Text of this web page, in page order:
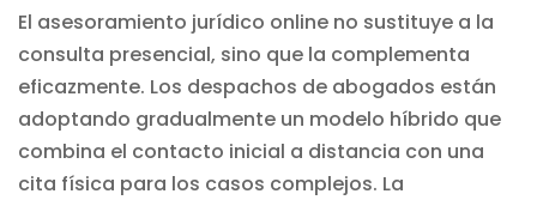
El asesoramiento jurídico online no sustituye a la
consulta presencial, sino que la complementa
eficazmente. Los despachos de abogados están
adoptando gradualmente un modelo híbrido que
combina el contacto inicial a distancia con una
cita física para los casos complejos. La